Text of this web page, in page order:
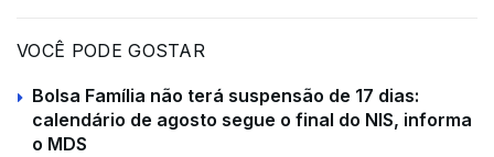
VOCÊ PODE GOSTAR
Bolsa Família não terá suspensão de 17 dias:
calendário de agosto segue o final do NIS, informa
o MDS